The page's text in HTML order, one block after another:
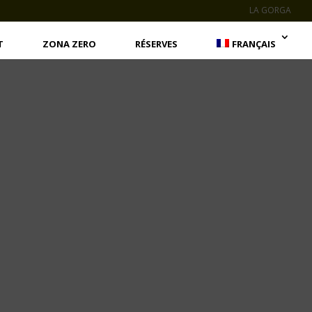
LA GORGA
ZONA ZERO RÉSERVES FRANÇAIS